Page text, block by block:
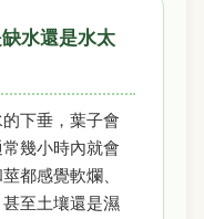
水還是水太
下垂，葉子會
幾小時內就會
都感覺軟爛、
至土壤還是濕